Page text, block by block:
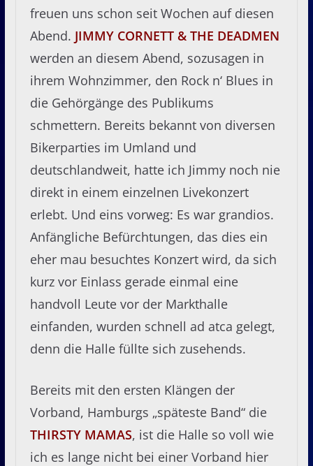
freuen uns schon seit Wochen auf diesen
Abend. JIMMY CORNETT & THE DEADMEN
werden an diesem Abend, sozusagen in
ihrem Wohnzimmer, den Rock n‘ Blues in
die Gehörgänge des Publikums
schmettern. Bereits bekannt von diversen
Bikerparties im Umland und
deutschlandweit, hatte ich Jimmy noch nie
direkt in einem einzelnen Livekonzert
erlebt. Und eins vorweg: Es war grandios.
Anfängliche Befürchtungen, das dies ein
eher mau besuchtes Konzert wird, da sich
kurz vor Einlass gerade einmal eine
handvoll Leute vor der Markthalle
einfanden, wurden schnell ad atca gelegt,
denn die Halle füllte sich zusehends.
Bereits mit den ersten Klängen der
Vorband, Hamburgs „späteste Band“ die
THIRSTY MAMAS, ist die Halle so voll wie
ich es lange nicht bei einer Vorband hier